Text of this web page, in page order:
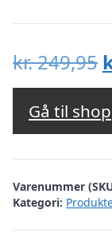
kr.249,95
Gå til shop
Varenummer
Kategori: